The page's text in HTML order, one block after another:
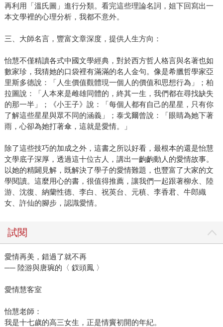
再利用「溫氏圖」進行分類。看完這些理論名詞，姐下回寫出一
本文學裡的心理分析，我都不意外。
三、大師名言，豐富文章深度，提供人生方向：
怡慧不僅精讀各式中國文學經典，對於西方哲人格言與名著也如
數家珍，我猜她的口袋裡有滿滿的名人金句。像是希臘哲學家亞
里斯多德說：「人生價值觀體現一個人的價值和思想行為」；柏
拉圖說：「人本來是雌雄同體的，終其一生，我們都在尋找缺失
的那一半」；《小王子》說：「每個人都有自己的星星，只有你
了解這些星星與眾不同的涵義」；泰戈爾曾說：「眼睛為她下著
雨，心卻為她打著傘，這就是愛情。」
除了這些技巧的加成之外，這書之所以好看，最根本的還是怡慧
文學底子深厚，透過這十位古人，講出一齣齣動人的愛情故事。
以她的精闢見解，既解決了學子的愛情難題，也豐富了大家的文
學閱讀。這麼用心的書，很值得推薦，讓我們一起跟著柳永、陸
游、沈復、納蘭性德、李白、祝英台、元稹、李香君、牛郎織
女、許仙的腳步，認識愛情。
試閱
愛情再美，錯過了就不再
── 陸游與唐琬的〈 釵頭鳳 〉
愛情慧客室
怡慧老師：
我是十七歲的高三女生，正是情竇初開的年紀。